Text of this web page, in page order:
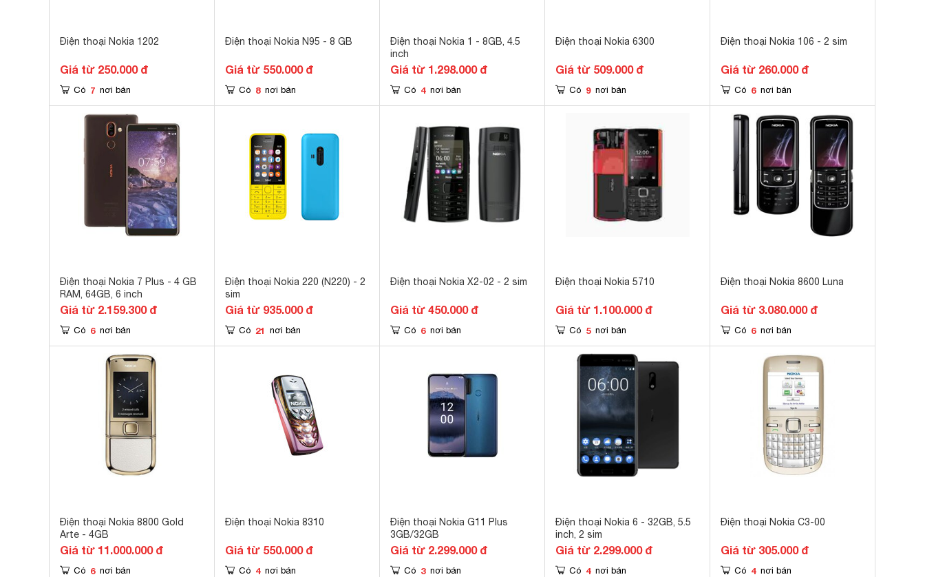
Điện thoại Nokia 1202
Giá từ 250.000 đ
Có 7 nơi bán
Điện thoại Nokia N95 - 8 GB
Giá từ 550.000 đ
Có 8 nơi bán
Điện thoại Nokia 1 - 8GB, 4.5
inch
Giá từ 1.298.000 đ
Có 4 nơi bán
Điện thoại Nokia 6300
Giá từ 509.000 đ
Có 9 nơi bán
Điện thoại Nokia 106 - 2 sim
Giá từ 260.000 đ
Có 6 nơi bán
Điện thoại Nokia 7 Plus - 4 GB
RAM, 64GB, 6 inch
Giá từ 2.159.300 đ
Có 6 nơi bán
Điện thoại Nokia 220 (N220) - 2
sim
Giá từ 935.000 đ
Có 21 nơi bán
Điện thoại Nokia X2-02 - 2 sim
Giá từ 450.000 đ
Có 6 nơi bán
Điện thoại Nokia 5710
Giá từ 1.100.000 đ
Có 5 nơi bán
Điện thoại Nokia 8600 Luna
Giá từ 3.080.000 đ
Có 6 nơi bán
Điện thoại Nokia 8800 Gold
Arte - 4GB
Giá từ 11.000.000 đ
Có 6 nơi bán
Điện thoại Nokia 8310
Giá từ 550.000 đ
Có 4 nơi bán
Điện thoại Nokia G11 Plus
3GB/32GB
Giá từ 2.299.000 đ
Có 3 nơi bán
Điện thoại Nokia 6 - 32GB, 5.5
inch, 2 sim
Giá từ 2.299.000 đ
Có 4 nơi bán
Điện thoại Nokia C3-00
Giá từ 305.000 đ
Có 4 nơi bán